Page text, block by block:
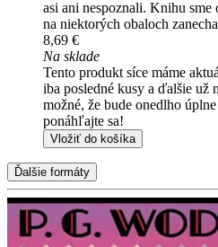
asi ani nespoznali. Knihu
na niektorých obaloch
8,69 €
Na sklade
Tento produkt síce máme
iba posledné kusy a ďalšie už
možné, že bude onedlho
ponáhľajte sa!
Vložiť do košíka
Ďalšie formáty